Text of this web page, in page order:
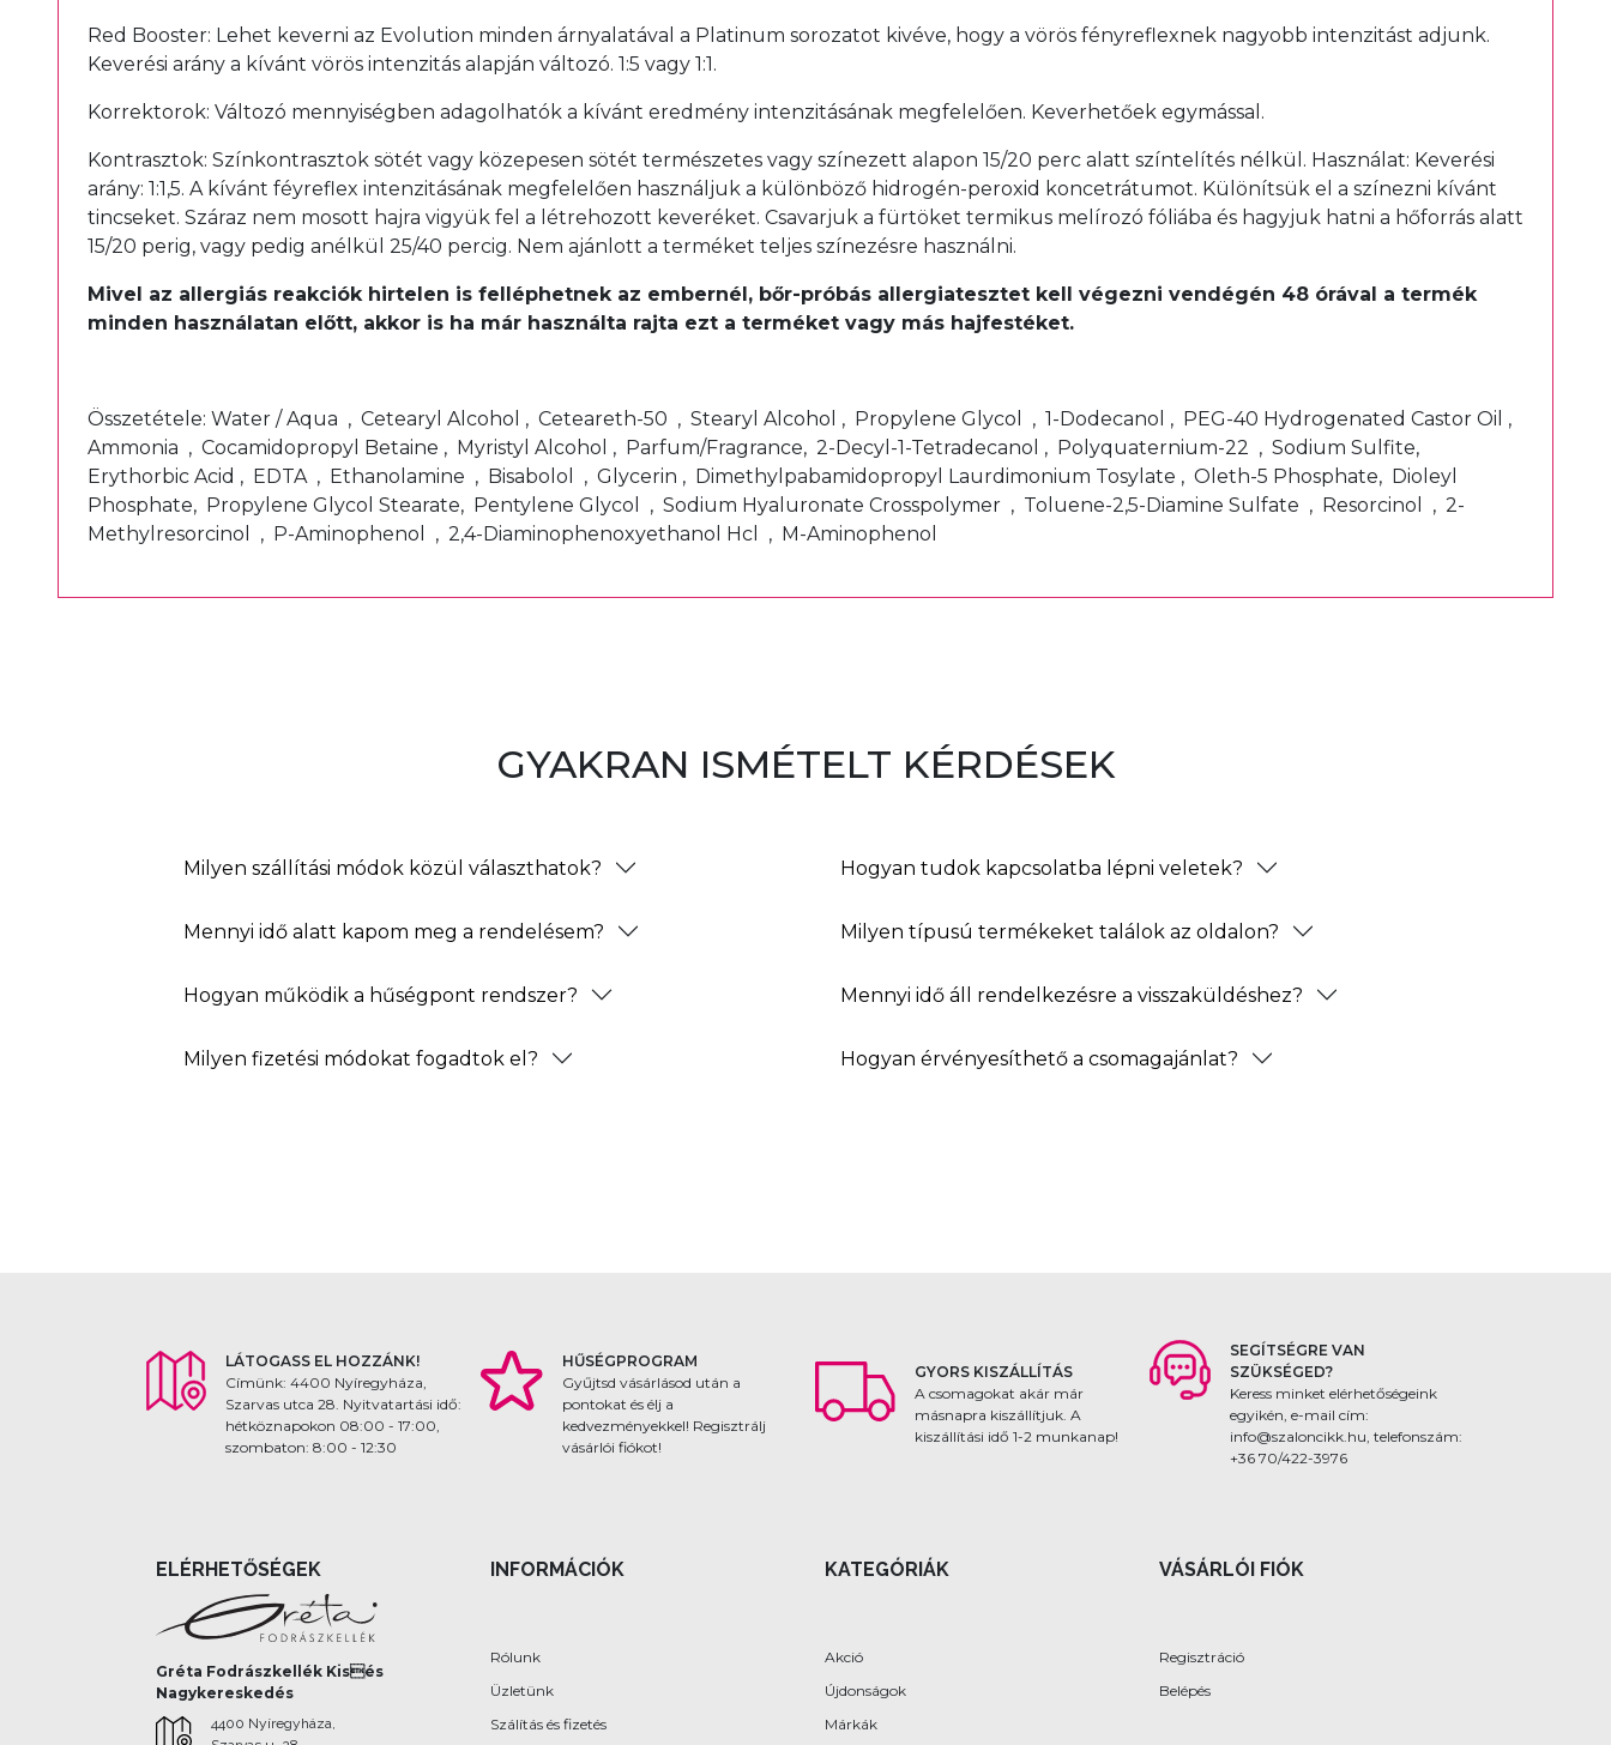
Red Booster: Lehet keverni az Evolution minden árnyalatával a Platinum sorozatot kivéve, hogy a vörös fényreflexnek nagyobb intenzitást adjunk.
Keverési arány a kívánt vörös intenzitás alapján változó. 1:5 vagy 1:1.
Korrektorok: Változó mennyiségben adagolhatók a kívánt eredmény intenzitásának megfelelően. Keverhetőek egymással.
Kontrasztok: Színkontrasztok sötét vagy közepesen sötét természetes vagy színezett alapon 15/20 perc alatt színtelítés nélkül. Használat: Keverési
arány: 1:1,5. A kívánt féyreflex intenzitásának megfelelően használjuk a különböző hidrogén-peroxid koncetrátumot. Különítsük el a színezni kívánt
tincseket. Száraz nem mosott hajra vigyük fel a létrehozott keveréket. Csavarjuk a fürtöket termikus melírozó fóliába és hagyjuk hatni a hőforrás alatt
15/20 perig, vagy pedig anélkül 25/40 percig. Nem ajánlott a terméket teljes színezésre használni.
Mivel az allergiás reakciók hirtelen is felléphetnek az embernél, bőr-próbás allergiatesztet kell végezni vendégén 48 órával a termék
minden használatan előtt, akkor is ha már használta rajta ezt a terméket vagy más hajfestéket.
Összetétele: Water / Aqua , Cetearyl Alcohol , Ceteareth-50 , Stearyl Alcohol , Propylene Glycol , 1-Dodecanol , PEG-40 Hydrogenated Castor Oil ,
Ammonia , Cocamidopropyl Betaine , Myristyl Alcohol , Parfum/Fragrance, 2-Decyl-1-Tetradecanol , Polyquaternium-22 , Sodium Sulfite,
Erythorbic Acid , EDTA , Ethanolamine , Bisabolol , Glycerin , Dimethylpabamidopropyl Laurdimonium Tosylate , Oleth-5 Phosphate, Dioleyl
Phosphate, Propylene Glycol Stearate, Pentylene Glycol , Sodium Hyaluronate Crosspolymer , Toluene-2,5-Diamine Sulfate , Resorcinol , 2-
Methylresorcinol , P-Aminophenol , 2,4-Diaminophenoxyethanol Hcl , M-Aminophenol
GYAKRAN ISMÉTELT KÉRDÉSEK
Milyen szállítási módok közül választhatok?
Mennyi idő alatt kapom meg a rendelésem?
Hogyan működik a hűségpont rendszer?
Milyen fizetési módokat fogadtok el?
Hogyan tudok kapcsolatba lépni veletek?
Milyen típusú termékeket találok az oldalon?
Mennyi idő áll rendelkezésre a visszaküldéshez?
Hogyan érvényesíthető a csomagajánlat?
LÁTOGASS EL HOZZÁNK!
Címünk: 4400 Nyíregyháza,
Szarvas utca 28. Nyitvatartási idő:
hétköznapokon 08:00 - 17:00,
szombaton: 8:00 - 12:30
HŰSÉGPROGRAM
Gyűjtsd vásárlásod után a
pontokat és élj a
kedvezményekkel! Regisztrálj
vásárlói fiókot!
GYORS KISZÁLLÍTÁS
A csomagokat akár már
másnapra kiszállítjuk. A
kiszállítási idő 1-2 munkanap!
SEGÍTSÉGRE VAN
SZÜKSÉGED?
Keress minket elérhetőségeink
egyikén, e-mail cím:
info@szaloncikk.hu, telefonszám:
+36 70/422-3976
ELÉRHETŐSÉGEK
Gréta Fodrászkellék Kisés
Nagykereskedés
4400 Nyíregyháza,
INFORMÁCIÓK
Rólunk
Üzletünk
Szálítás és fizetés
KATEGÓRIÁK
Akció
Újdonságok
Márkák
VÁSÁRLÓI FIÓK
Regisztráció
Belépés